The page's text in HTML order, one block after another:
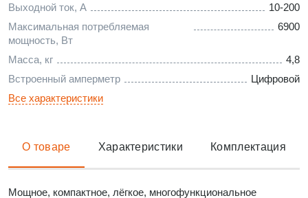
Выходной ток, А
10-200
Максимальная потребляемая
мощность, Вт
6900
Масса, кг
4,8
Встроенный амперметр
Цифровой
Все характеристики
О товаре Характеристики Комплектация
Мощное, компактное, лёгкое, многофункциональное